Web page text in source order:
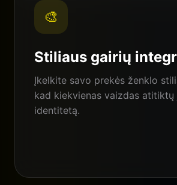
🎨
Stiliaus gairių
Įkelkite savo prekės ženklo
kad kiekvienas vaizdas atitiktų
identitetą.